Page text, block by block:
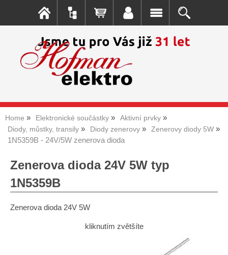
Home Elektronické součástky
Aktivní prvky
Diody, můstky, transily
Diody zenerovy Zenerovy diody 5W
1N5359B - 24V/5W zenerova dioda
Zenerova dioda 24V 5W typ
1N5359B
Zenerova dioda 24V 5W
kliknutím zvětšíte